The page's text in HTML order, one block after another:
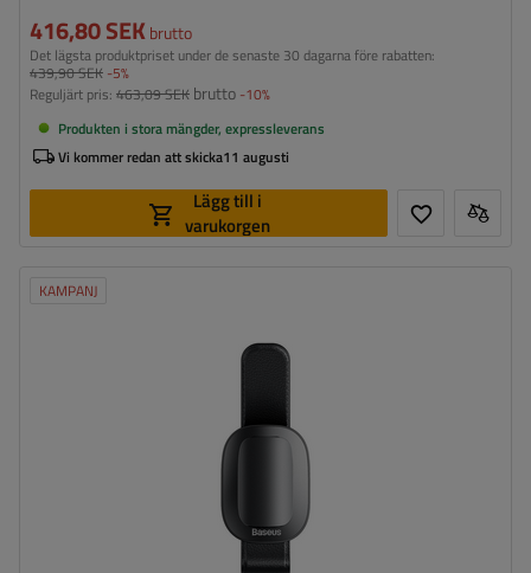
416,80 SEKbrutto
Det lägsta produktpriset under de senaste 30 dagarna före rabatten:
439,90 SEK -5%
Reguljärt pris: 463,09 SEK brutto -10%
Produkten i stora mängder, expressleverans
Vi kommer redan att skicka11 augusti
Lägg till i
varukorgen
KAMPANJ